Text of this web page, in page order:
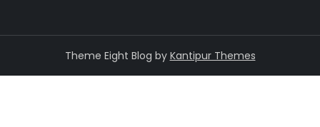
Theme Eight Blog by Kantipur Themes